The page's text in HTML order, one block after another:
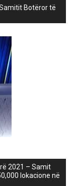
Botëror të
2021 – Samit
lokacione në